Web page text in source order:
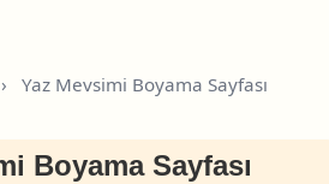
› Yaz Mevsimi Boyama Sayfası
Boyama Sayfası